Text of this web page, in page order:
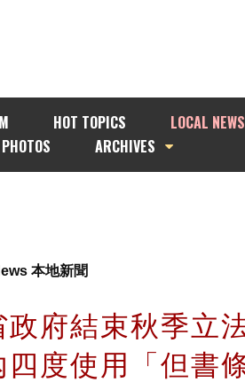
HOT TOPICS
LOCAL NEWS
PHOTOS ARCHIVES
本地新聞
政府結束秋季
四度使用「但書